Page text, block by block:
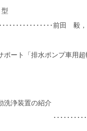
････････････････前田
ート「排水ポンプ車用超
洗浄装置の紹介
････････